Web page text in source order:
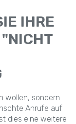
IHRE
"NICHT
wollen, sondern
Anrufe auf
dies eine weitere